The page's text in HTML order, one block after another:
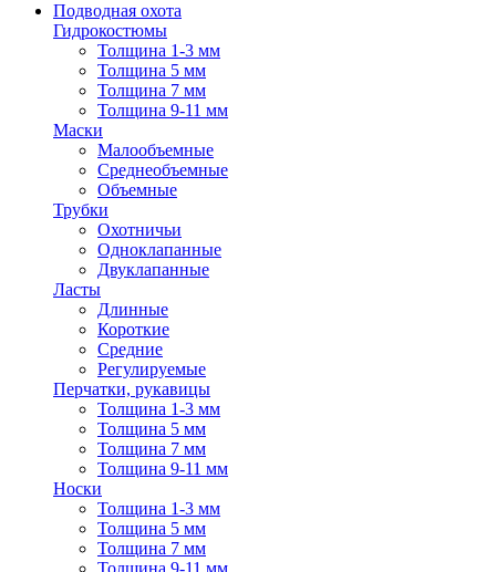
Подводная охота
Гидрокостюмы
Толщина 1-3 мм
Толщина 5 мм
Толщина 7 мм
Толщина 9-11 мм
Маски
Малообъемные
Среднеобъемные
Объемные
Трубки
Охотничьи
Одноклапанные
Двуклапанные
Ласты
Длинные
Короткие
Средние
Регулируемые
Перчатки, рукавицы
Толщина 1-3 мм
Толщина 5 мм
Толщина 7 мм
Толщина 9-11 мм
Носки
Толщина 1-3 мм
Толщина 5 мм
Толщина 7 мм
Толщина 9-11 мм